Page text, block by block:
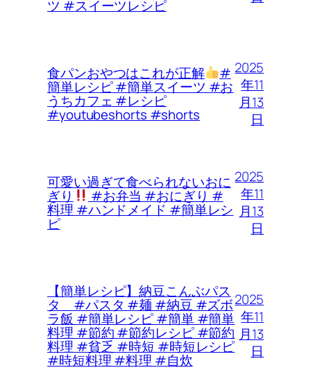
ツ #スイーツレシピ
食パンおやつはこれが正解 #
簡単レシピ #簡単スイーツ #お
うちカフェ #レシピ
#youtubeshorts #shorts
2025
年11
月13
日
可愛い過ぎて食べられないおに
ぎり #お弁当 #おにぎり #
料理 #ハンドメイド #簡単レシ
ピ
2025
年11
月13
日
【簡単レシピ】納豆こんぶパス
タ #パスタ #麺 #納豆 #ズボ
ラ飯 #簡単レシピ #簡単 #簡単
料理 #節約 #節約レシピ #節約
料理 #貧乏 #時短 #時短レシピ
#時短料理 #料理 #自炊
2025
年11
月13
日